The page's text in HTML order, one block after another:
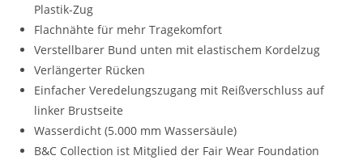
Plastik-Zug
Flachnähte für mehr Tragekomfort
Verstellbarer Bund unten mit elastischem Kordelzug
Verlängerter Rücken
Einfacher Veredelungszugang mit Reißverschluss auf
linker Brustseite
Wasserdicht (5.000 mm Wassersäule)
B&C Collection ist Mitglied der Fair Wear Foundation